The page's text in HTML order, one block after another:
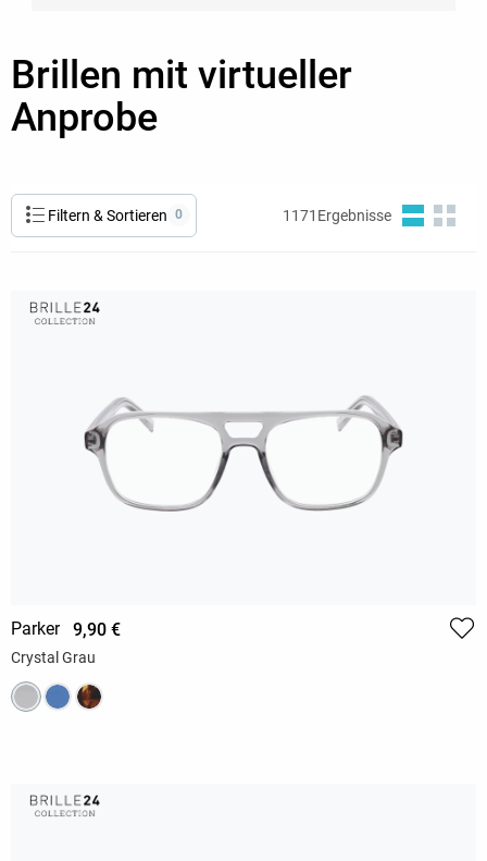
Brillen mit virtueller
Anprobe
Filtern & Sortieren 0 1171 Ergebnisse
Parker 9,90 €
Crystal Grau